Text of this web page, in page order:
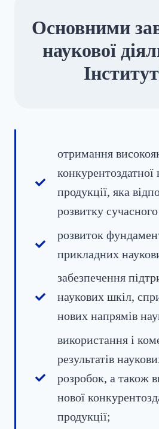
Основними
наукової
отримання
конкурентоздатної
продукції, яка
розвитку
розвиток
прикладних
забезпечення
наукових шкіл,
нових напрямів
використання і
результатів
розробок, а також
нової
продукції;